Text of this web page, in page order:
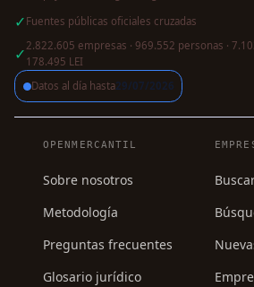
✓ Fuentes públicas oficiales cruzadas
✓2.822.605 empresas · 969.552 personas ·
178.495 LEI
Datos al día hasta29/07/2026
Navegación del pie de
OPENMERCANTIL
Sobre nosotros
Metodología
Preguntas frecuentes
Glosario jurídico